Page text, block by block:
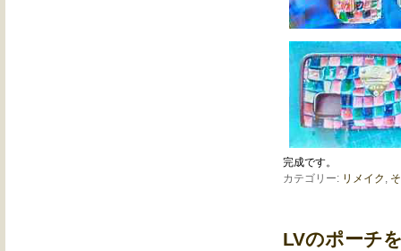
完成です。
カテゴリー: リメイク ,
LVのポーチ